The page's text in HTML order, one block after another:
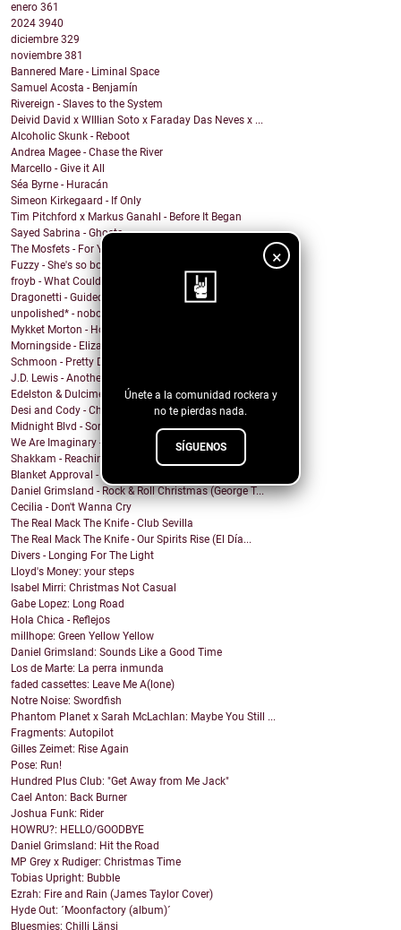
×
Únete a la comunidad rockera y
no te pierdas nada.
SÍGUENOS
enero 361
2024 3940
diciembre 329
noviembre 381
Bannered Mare - Liminal Space
Samuel Acosta - Benjamín
Rivereign - Slaves to the System
Deivid David x WIllian Soto x Faraday Das Neves x ...
Alcoholic Skunk - Reboot
Andrea Magee - Chase the River
Marcello - Give it All
Séa Byrne - Huracán
Simeon Kirkegaard - If Only
Tim Pitchford x Markus Ganahl - Before It Began
Sayed Sabrina - Ghosts
The Mosfets - For You
Fuzzy - She's so bored
froyb - What Could I Do To Deserve You?
Dragonetti - Guided by Stars
unpolished* - nobody knows
Mykket Morton - Home
Morningside - Elizabeth
Schmoon - Pretty Darn Pretty
J.D. Lewis - Another Life
Edelston & Dulcimer - Call Me (Blondie Cover)
Desi and Cody - Chanticleer
Midnight Blvd - Some other day
We Are Imaginary - Pinkish Hue
Shakkam - Reaching the Skies
Blanket Approval - Hot Sweaty Summer
Daniel Grimsland - Rock & Roll Christmas (George T...
Cecilia - Don't Wanna Cry
The Real Mack The Knife - Club Sevilla
The Real Mack The Knife - Our Spirits Rise (El Día...
Divers - Longing For The Light
Lloyd's Money: your steps
Isabel Mirri: Christmas Not Casual
Gabe Lopez: Long Road
Hola Chica - Reflejos
millhope: Green Yellow Yellow
Daniel Grimsland: Sounds Like a Good Time
Los de Marte: La perra inmunda
faded cassettes: Leave Me A(lone)
Notre Noise: Swordfish
Phantom Planet x Sarah McLachlan: Maybe You Still ...
Fragments: Autopilot
Gilles Zeimet: Rise Again
Pose: Run!
Hundred Plus Club: "Get Away from Me Jack"
Cael Anton: Back Burner
Joshua Funk: Rider
HOWRU?: HELLO/GOODBYE
Daniel Grimsland: Hit the Road
MP Grey x Rudiger: Christmas Time
Tobias Upright: Bubble
Ezrah: Fire and Rain (James Taylor Cover)
Hyde Out: ´Moonfactory (album)´
Bluesmies: Chilli Länsi